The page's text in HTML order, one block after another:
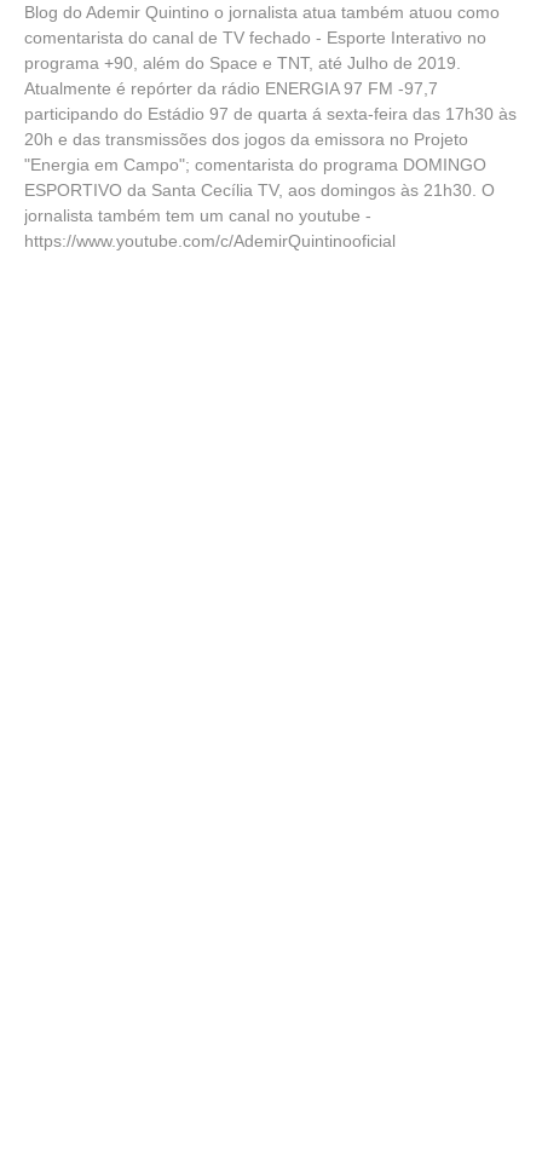
Blog do Ademir Quintino o jornalista atua também atuou como
comentarista do canal de TV fechado - Esporte Interativo no
programa +90, além do Space e TNT, até Julho de 2019.
Atualmente é repórter da rádio ENERGIA 97 FM -97,7
participando do Estádio 97 de quarta á sexta-feira das 17h30 às
20h e das transmissões dos jogos da emissora no Projeto
"Energia em Campo"; comentarista do programa DOMINGO
ESPORTIVO da Santa Cecília TV, aos domingos às 21h30. O
jornalista também tem um canal no youtube -
https://www.youtube.com/c/AdemirQuintinooficial